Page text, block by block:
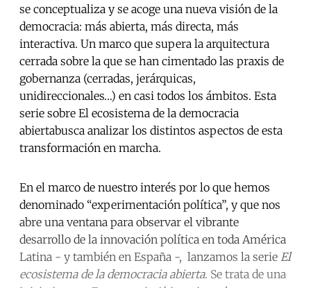
se conceptualiza y se acoge una nueva visión de la
democracia: más abierta, más directa, más
interactiva. Un marco que supera la arquitectura
cerrada sobre la que se han cimentado las praxis de
gobernanza (cerradas, jerárquicas,
unidireccionales…) en casi todos los ámbitos. Esta
serie sobre El ecosistema de la democracia
abiertabusca analizar los distintos aspectos de esta
transformación en marcha.
En el marco de nuestro interés por lo que hemos
denominado “experimentación política”, y que nos
abre una ventana para observar el vibrante
desarrollo de la innovación política en toda América
Latina - y también en España -, lanzamos la serie El
ecosistema de la democracia abierta. Se trata de una